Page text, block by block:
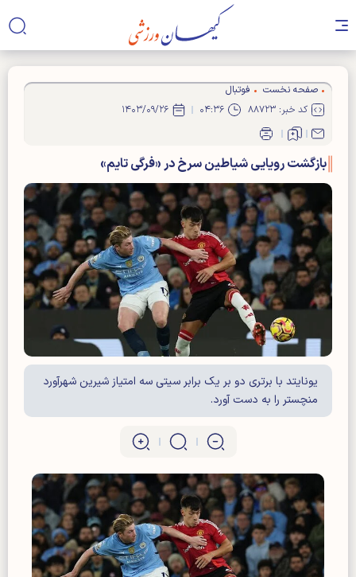
صفحه نخست
فوتبال
کد خبر: ۸۸۷۲۳
۰۴:۳۶ ۱۴۰۳/۰۹/۲۶
بازگشت رویایی شیاطین سرخ در «فرگی تایم»
یونایتد با برتری دو بر یک برابر سیتی سه امتیاز شیرین شهرآورد
منچستر را به دست آورد.